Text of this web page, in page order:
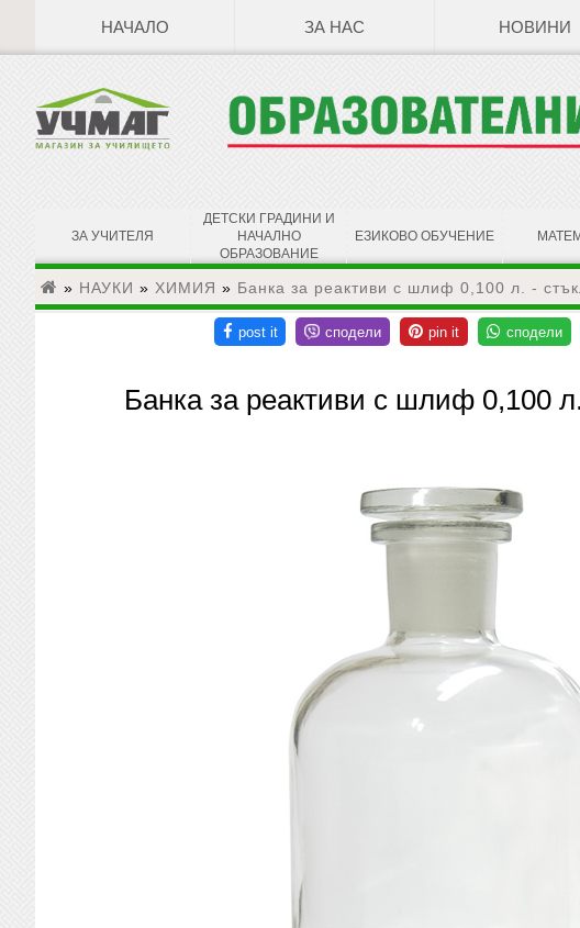
НАЧАЛО ЗА НАС НОВИНИ
ЗА УЧИТЕЛЯ
ДЕТСКИ ГРАДИНИ И
НАЧАЛНО
ОБРАЗОВАНИЕ
ЕЗИКОВО ОБУЧЕНИЕ
» НАУКИ » ХИМИЯ » Банка за реактиви с шлиф 0,100 л. -
Банка за реактиви с шлиф 0,100